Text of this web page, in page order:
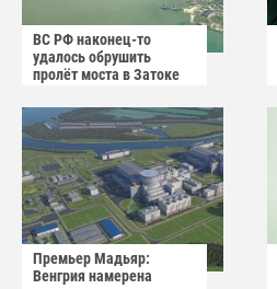
ВС РФ наконец-то
удалось обрушить
пролёт моста в Затоке
Премьер Мадьяр:
Венгрия намерена